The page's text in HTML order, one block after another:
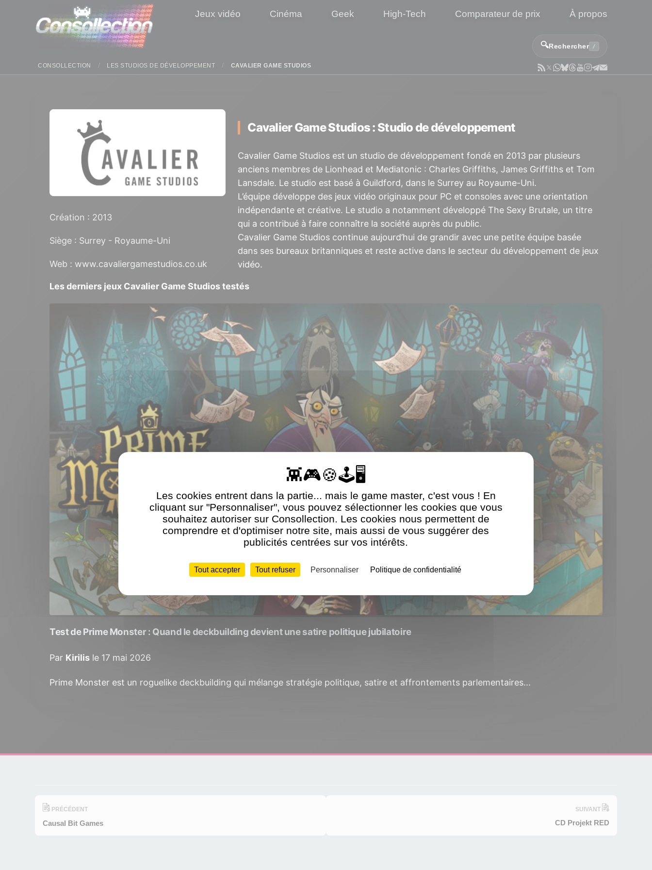
Jeux vidéo Cinéma Geek High-Tech Comparateur de prix À propos
CONSOLLECTION LES STUDIOS DE DÉVELOPPEMENT CAVALIER GAME STUDIOS
🔍Rechercher /
Création : 2013
Siège : Surrey - Royaume-Uni
Web : www.cavaliergamestudios.co.uk
Cavalier Game Studios : Studio de développement
Cavalier Game Studios est un studio de développement fondé en 2013 par plusieurs
anciens membres de Lionhead et Mediatonic : Charles Griffiths, James Griffiths et Tom
Lansdale. Le studio est basé à Guildford, dans le Surrey au Royaume-Uni.
L’équipe développe des jeux vidéo originaux pour PC et consoles avec une orientation
indépendante et créative. Le studio a notamment développé The Sexy Brutale, un titre
qui a contribué à faire connaître la société auprès du public.
Cavalier Game Studios continue aujourd’hui de grandir avec une petite équipe basée
dans ses bureaux britanniques et reste active dans le secteur du développement de jeux
vidéo.
Les derniers jeux Cavalier Game Studios testés
Test de Prime Monster : Quand le deckbuilding devient une satire politique jubilatoire
Par Kirilis le 17 mai 2026
Prime Monster est un roguelike deckbuilding qui mélange stratégie politique, satire et affrontements parlementaires...
PRÉCÉDENT
Causal Bit Games
SUIVANT
CD Projekt RED
Panneau de gestion des cookies
Les cookies entrent dans la partie... mais le game master, c'est vous ! En
cliquant sur "Personnaliser", vous pouvez sélectionner les cookies que vous
souhaitez autoriser sur Consollection. Les cookies nous permettent de
comprendre et d'optimiser notre site, mais aussi de vous suggérer des
publicités centrées sur vos intérêts.
Tout accepter Tout refuser Personnaliser Politique de confidentialité